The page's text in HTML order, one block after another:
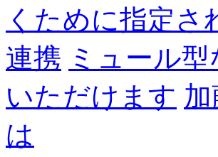
くために指定
連携 ミュール
いただけます 加
は